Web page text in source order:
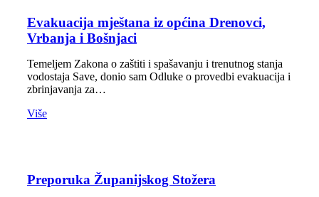
Evakuacija mještana iz općina Drenovci,
Vrbanja i Bošnjaci
Temeljem Zakona o zaštiti i spašavanju i trenutnog stanja
vodostaja Save, donio sam Odluke o provedbi evakuacija i
zbrinjavanja za…
Više
Preporuka Županijskog Stožera